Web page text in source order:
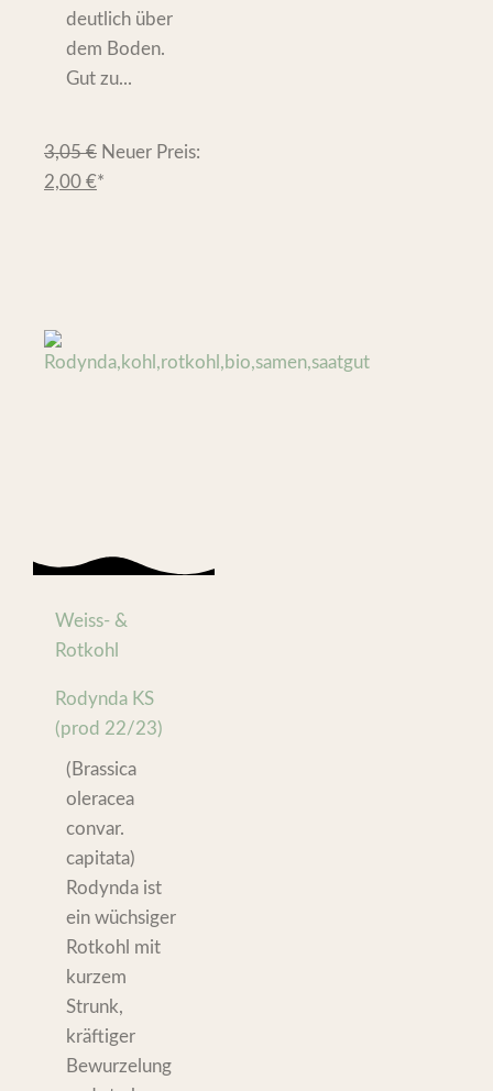
deutlich über
dem Boden.
Gut zu...
3,05€ Neuer Preis:
2,00 €*
Weiss- &
Rotkohl
Rodynda KS
(prod 22/23)
(Brassica
oleracea
convar.
capitata)
Rodynda ist
ein wüchsiger
Rotkohl mit
kurzem
Strunk,
kräftiger
Bewurzelung